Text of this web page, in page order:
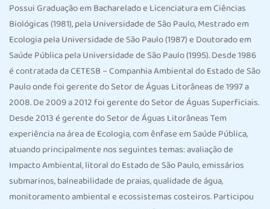
Possui Graduação em Bacharelado e Licenciatura em Ciências
Biológicas (1981), pela Universidade de São Paulo, Mestrado em
Ecologia pela Universidade de São Paulo (1987) e Doutorado em
Saúde Pública pela Universidade de São Paulo (1995). Desde 1986
é contratada da CETESB – Companhia Ambiental do Estado de São
Paulo onde foi gerente do Setor de Águas Litorâneas de 1997 a
2008. De 2009 a 2012 foi gerente do Setor de Águas Superficiais.
Desde 2013 é gerente do Setor de Águas Litorâneas Tem
experiência na área de Ecologia, com ênfase em Saúde Pública,
atuando principalmente nos seguintes temas: avaliação de
Impacto Ambiental, litoral do Estado de São Paulo, emissários
submarinos, balneabilidade de praias, qualidade de água,
monitoramento ambiental e ecossistemas costeiros. Participou